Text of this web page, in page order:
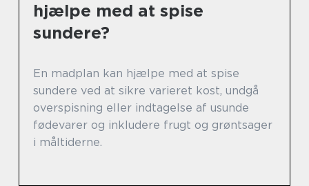
hjælpe med at spise
sundere?
En madplan kan hjælpe med at spise
sundere ved at sikre varieret kost, undgå
overspisning eller indtagelse af usunde
fødevarer og inkludere frugt og grøntsager
i måltiderne.